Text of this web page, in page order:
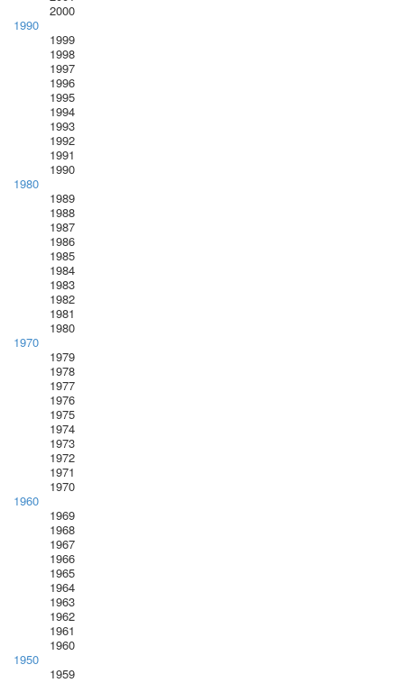
2000
1990
1999
1998
1997
1996
1995
1994
1993
1992
1991
1990
1980
1989
1988
1987
1986
1985
1984
1983
1982
1981
1980
1970
1979
1978
1977
1976
1975
1974
1973
1972
1971
1970
1960
1969
1968
1967
1966
1965
1964
1963
1962
1961
1960
1950
1959